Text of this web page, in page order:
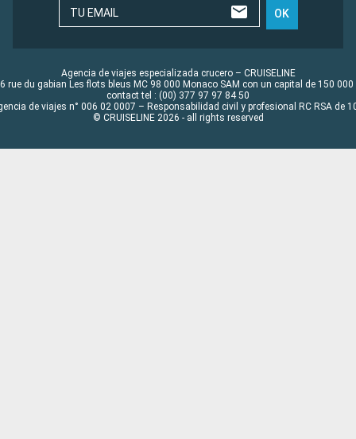
TU EMAIL OK
Agencia de viajes especializada crucero – CRUISELINE
rue du gabian Les flots bleus MC 98 000 Monaco SAM con un capital de 150 000
contact tel : (00) 377 97 97 84 50
de viajes n° 006 02 0007 – Responsabilidad civil y profesional RC RSA de
© CRUISELINE 2026 - all rights reserved